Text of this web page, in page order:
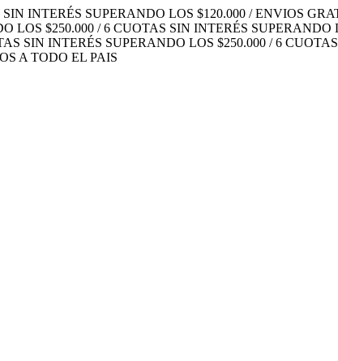
INTERÉS SUPERANDO LOS $120.000 / ENVIOS
LOS $250.000 / 6 CUOTAS SIN INTERÉS SUPERANDO
SIN INTERÉS SUPERANDO LOS $250.000 / 6
A TODO EL PAIS